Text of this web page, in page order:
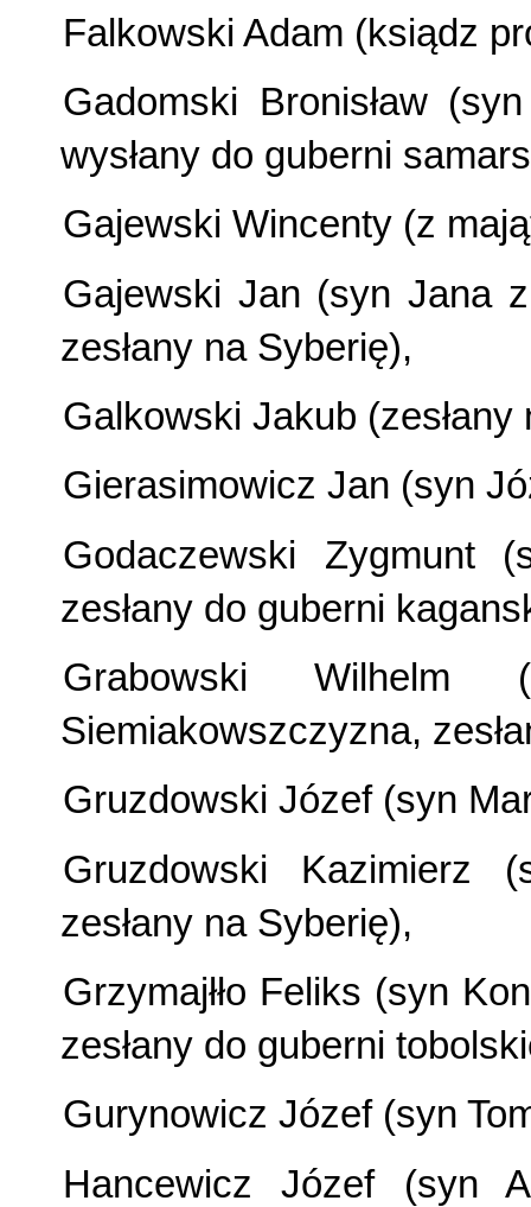
Falkowski Adam (ksiądz
Gadomski Bronisław
wysłany do guberni
Gajewski Wincenty (z
Gajewski Jan (syn Jana
zesłany na Syberię),
Galkowski Jakub (zesłany
Gierasimowicz Jan (syn
Godaczewski Zygmunt
zesłany do guberni
Grabowski
Siemiakowszczyzna,
Gruzdowski Józef (syn
Gruzdowski Kazimierz
zesłany na Syberię),
Grzymajłło Feliks (syn
zesłany do guberni
Gurynowicz Józef (syn
Hancewicz Józef (syn